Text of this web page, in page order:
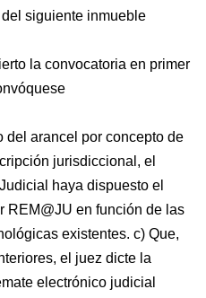
siguiente inmueble
la convocatoria en primer
del arancel por concepto de
jurisdiccional, el
haya dispuesto el
REM@JU en función de las
existentes. c) Que,
el juez dicte la
electrónico judicial